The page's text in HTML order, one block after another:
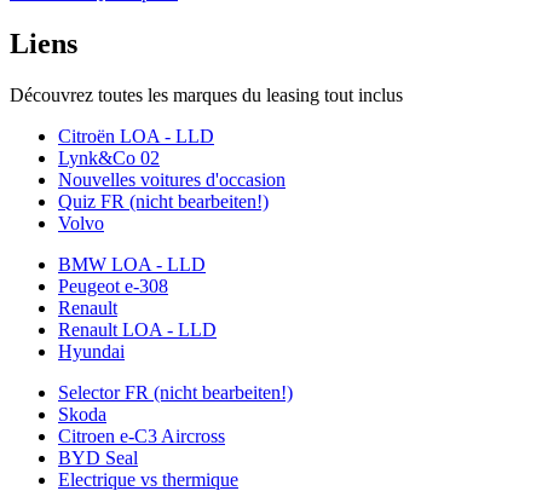
Liens
Découvrez toutes les marques du leasing tout inclus
Citroën LOA - LLD
Lynk&Co 02
Nouvelles voitures d'occasion
Quiz FR (nicht bearbeiten!)
Volvo
BMW LOA - LLD
Peugeot e-308
Renault
Renault LOA - LLD
Hyundai
Selector FR (nicht bearbeiten!)
Skoda
Citroen e-C3 Aircross
BYD Seal
Electrique vs thermique